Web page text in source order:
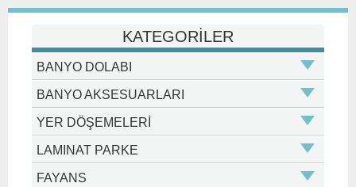
KATEGORİLER
BANYO DOLABI
BANYO AKSESUARLARI
YER DÖŞEMELERİ
LAMINAT PARKE
FAYANS